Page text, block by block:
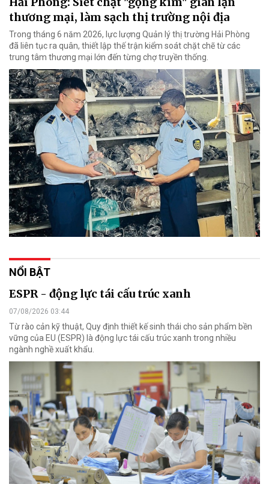
thương mại, làm sạch thị trường nội địa
Trong tháng 6 năm 2026, lực lượng Quản lý thị trường Hải Phòng
đã liên tục ra quân, thiết lập thế trận kiểm soát chặt chẽ từ các
trung tâm thương mại lớn đến từng chợ truyền thống.
NỔI BẬT
ESPR - động lực tái cấu trúc xanh
07/08/2026 03:44
Từ rào cản kỹ thuật, Quy định thiết kế sinh thái cho sản phẩm bền
vững của EU (ESPR) là động lực tái cấu trúc xanh trong nhiều
ngành nghề xuất khẩu.